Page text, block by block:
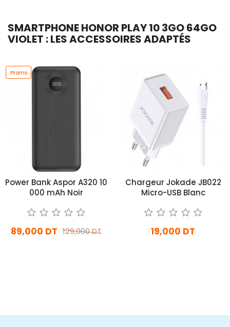
SMARTPHONE HONOR PLAY 10 3GO 64GO
VIOLET : LES ACCESSOIRES ADAPTÉS
Promo
Power Bank Aspor A320 10
000 mAh Noir
129,000 DT
89,000 DT
Chargeur Jokade JB022
Micro-USB Blanc
19,000 DT